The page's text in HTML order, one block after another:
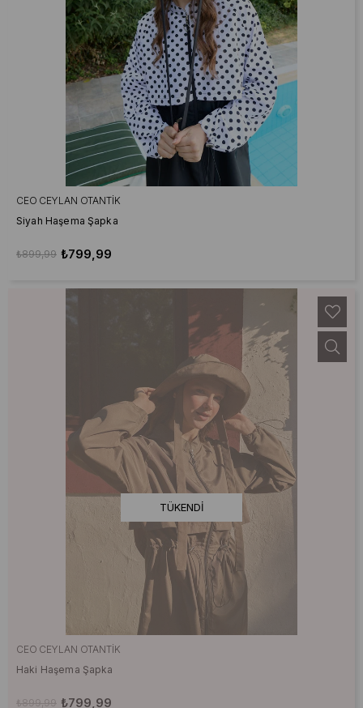
CEO CEYLAN OTANTIK
Siyah Haşema Şapka
₺799,99
₺899,99
TÜKENDI
CEO CEYLAN OTANTIK
Haki Haşema Şapka
₺799,99
₺899,99